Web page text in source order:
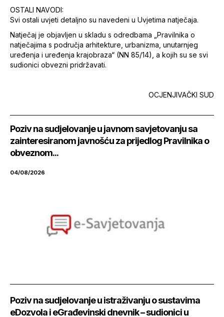
OSTALI NAVODI:
Svi ostali uvjeti detaljno su navedeni u Uvjetima natječaja.
Natječaj je objavljen u skladu s odredbama „Pravilnika o
natječajima s područja arhitekture, urbanizma, unutarnjeg
uređenja i uređenja krajobraza“ (NN 85/14), a kojih su se svi
sudionici obvezni pridržavati.
OCJENJIVAČKI SUD
Poziv na sudjelovanje u javnom savjetovanju sa
zainteresiranom javnošću za prijedlog Pravilnika o
obveznom...
04/08/2026
Poziv na sudjelovanje u istraživanju o sustavima
eDozvola i eGrađevinski dnevnik – sudionici u